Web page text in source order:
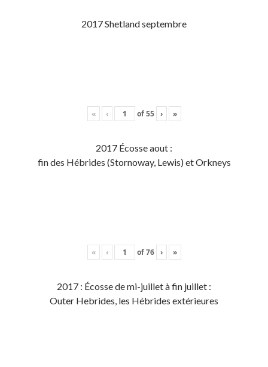
2017 Shetland septembre
« ‹ of55 › »
2017 Écosse aout :
fin des Hébrides (Stornoway, Lewis) et Orkneys
« ‹ of76 › »
2017 : Écosse de mi-juillet à fin juillet :
Outer Hebrides, les Hébrides extérieures